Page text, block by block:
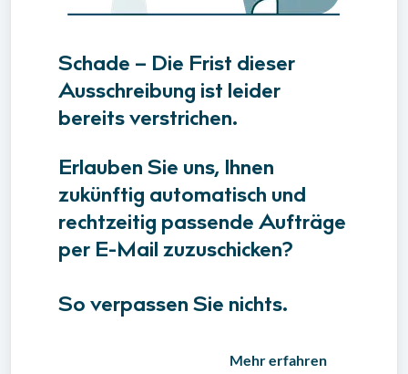
Schade – Die Frist dieser
Ausschreibung ist leider
bereits verstrichen.
Erlauben Sie uns, Ihnen
zukünftig automatisch und
rechtzeitig passende Aufträge
per E-Mail zuzuschicken?
So verpassen Sie nichts.
Mehr erfahren